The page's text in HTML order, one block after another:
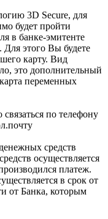
3D Secure, для
будет пройти
в банке-эмитенте
этого Вы будете
карту. Вид
это дополнительный
переменных
по телефону
средств
осуществляется
платеж.
в срок от
от Банка, которым